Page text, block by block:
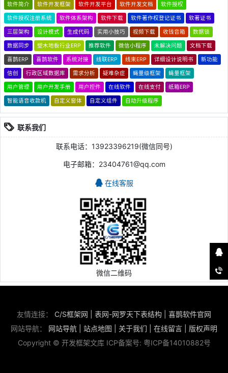
软件简介 软件开发框架 软件开发平台 软件开发文档 软件授权
软件授权注册系统 软件体系架构 软件下载 软件著作权登记证书 软著证书
三层架构 设计模式 生成代码 实用小技巧 视频下载 收钱音箱 数据锁
数据同步 塑木地板行业ERP 推荐软件 微信小程序 未解决问题 文档下载
喜鹊ERP 喜鹊软件 系统对接 线联ERP 线束ERP 详细设计说明书 新功能
信创 行政区域数据库 需求分析 疑难杂症 蝇量级框架 蝇量框架
用户管理 用户开发手册 用户控件 在线软件 在线支付 纸箱ERP
智能语音收款机 自定义窗体 自定义组件 自动升级程序
联系我们
联系电话：13923396219(微信同号)
电子邮箱：23404761@qq.com
在线客服
微信二维码
友情连接： C/S框架网 表网-网罗天下表结构
喜鹊软件官网
网站导航： 网站导航 站点地图 关于我们 在线留言
版权声明
Copyright © 开发框架文库 ICP备案号: 粤ICP备14010882号